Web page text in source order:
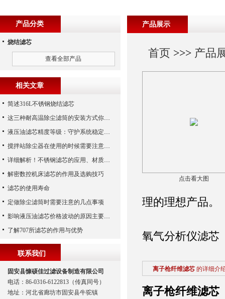
产品展示
首页 >>> 产品
点击看大图
理的理想产品。
氧气分析仪滤芯
离子枪纤维滤芯 的详细介
离子枪纤维滤芯
产品分类
烧结滤芯
查看全部产品
相关文章
简述316L不锈钢烧结滤芯
这三种耐高温除尘滤筒的安装方式你都知道吗？
液压油滤芯精度等级：守护系统稳定与寿命的“微米标尺”
搅拌站除尘器在使用的时候需要注意哪些事项？
详细解析！不锈钢滤芯的应用、材质以及使用特点
解密数控机床滤芯的作用及选购技巧
滤芯的使用寿命
定做除尘滤筒时需要注意的几点事项
影响液压油滤芯价格波动的原因主要有哪些呢？
了解707所滤芯的作用与优势
联系我们
固安县慷硕佳过滤设备制造有限公司
电话：86-0316-6122813（传真同号）
地址：河北省廊坊市固安县牛驼镇